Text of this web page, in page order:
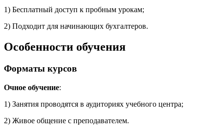
1) Бесплатный доступ к пробным урокам;
2) Подходит для начинающих бухгалтеров.
Особенности обучения
Форматы курсов
Очное обучение:
1) Занятия проводятся в аудиториях учебного центра;
2) Живое общение с преподавателем.